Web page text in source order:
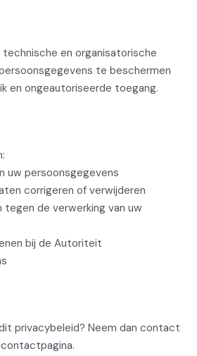
en organisatorische
te beschermen
en ongeautoriseerde toegang.
uw persoonsgegevens
corrigeren of verwijderen
tegen de verwerking van uw
bij de Autoriteit
privacybeleid? Neem dan contact
contactpagina.